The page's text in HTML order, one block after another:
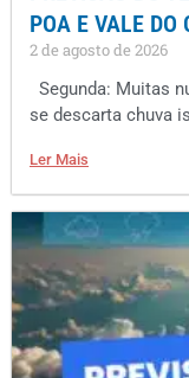
POA E VALE
2 de agosto de 2026
Segunda: Muitas
se descarta chuva
Ler Mais